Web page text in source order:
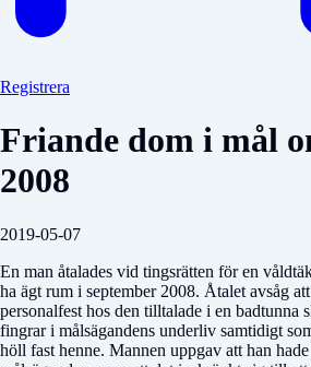
Registrera
Friande dom i mål
2008
2019-05-07
En man åtalades vid tingsrätten för en
ha ägt rum i september 2008. Åtalet avsåg
personalfest hos den tilltalade i en badtunna
fingrar i målsägandens underliv samtidigt
höll fast henne. Mannen uppgav att han